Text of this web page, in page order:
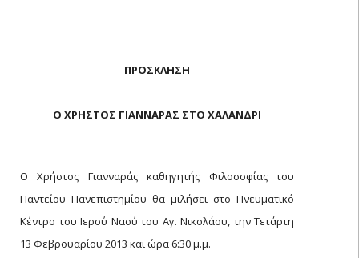
ΠΡΟΣΚΛΗΣΗ
Ο ΧΡΗΣΤΟΣ ΓΙΑΝΝΑΡΑΣ ΣΤΟ ΧΑΛΑΝΔΡΙ
Ο Χρήστος Γιανναράς καθηγητής Φιλοσοφίας του
Παντείου Πανεπιστημίου θα μιλήσει στο Πνευματικό
Κέντρο του Ιερού Ναού του Αγ. Νικολάου, την Τετάρτη
13 Φεβρουαρίου 2013 και ώρα 6:30 μ.μ.